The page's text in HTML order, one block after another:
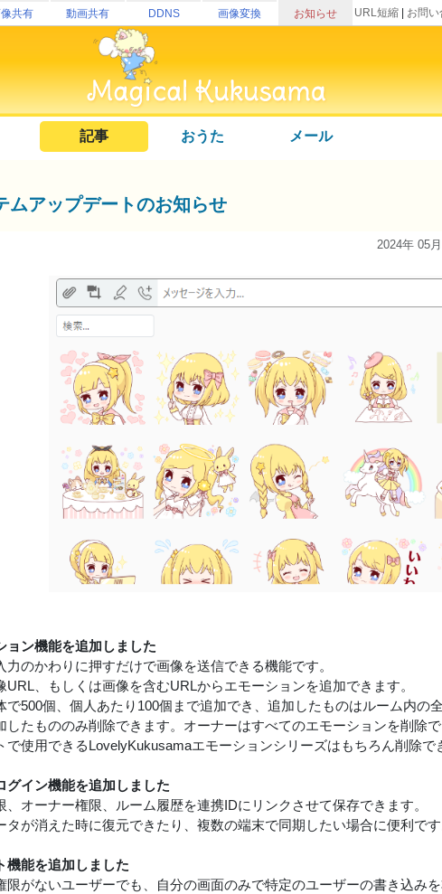
共有 動画共有 DDNS 画像変換 お知らせ URL短縮 お問
記事 おうた メール
ムアップデートのお知らせ
2024年 05
ョン機能を追加しました
力のかわりに押すだけで画像を送信できる機能です。
URL、もしくは画像を含むURLからエモーションを追加できます。
で500個、個人あたり100個まで追加でき、追加したものはルーム内の
したもののみ削除できます。オーナーはすべてのエモーションを削除で
で使用できるLovelyKukusamaエモーションシリーズはもちろん削除で
グイン機能を追加しました
、オーナー権限、ルーム履歴を連携IDにリンクさせて保存できます。
タが消えた時に復元できたり、複数の端末で同期したい場合に便利です
機能を追加しました
限がないユーザーでも、自分の画面のみで特定のユーザーの書き込みを